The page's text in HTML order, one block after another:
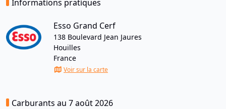
Informations pratiques
Esso Grand Cerf
138 Boulevard Jean Jaures
Houilles
France
Voir sur la carte
Carburants au 7 août 2026